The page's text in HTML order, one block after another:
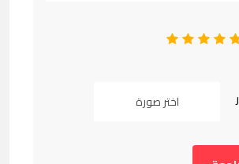
5
4
3
2
اختر صورة